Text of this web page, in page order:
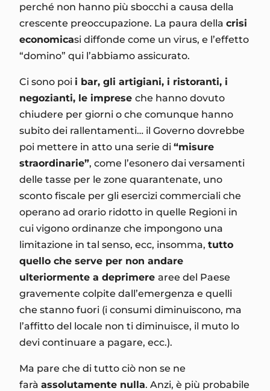
perché non hanno più sbocchi a causa della
crescente preoccupazione. La paura della crisi
economicasi diffonde come un virus, e l’effetto
“domino” qui l’abbiamo assicurato.
Ci sono poi i bar, gli artigiani, i ristoranti, i
negozianti, le imprese che hanno dovuto
chiudere per giorni o che comunque hanno
subito dei rallentamenti… il Governo dovrebbe
poi mettere in atto una serie di “misure
straordinarie”, come l’esonero dai versamenti
delle tasse per le zone quarantenate, uno
sconto fiscale per gli esercizi commerciali che
operano ad orario ridotto in quelle Regioni in
cui vigono ordinanze che impongono una
limitazione in tal senso, ecc, insomma, tutto
quello che serve per non andare
ulteriormente a deprimere aree del Paese
gravemente colpite dall’emergenza e quelli
che stanno fuori (i consumi diminuiscono, ma
l’affitto del locale non ti diminuisce, il muto lo
devi continuare a pagare, ecc.).
Ma pare che di tutto ciò non se ne
farà assolutamente nulla. Anzi, è più probabile